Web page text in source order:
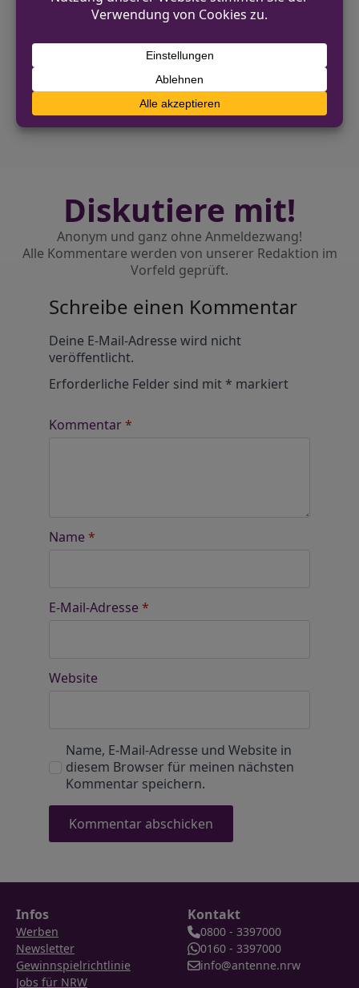
VORHERIGER BEITRAG
in Viersen
NÄCHSTER BEITRAG
Polizei unterstützt bei nicht angemeldetem
Treffen von Tunern
Diskutiere mit!
Anonym und ganz ohne Anmeldezwang!
Alle Kommentare werden von unserer Redaktion im
Vorfeld geprüft.
Schreibe einen Kommentar
Deine E-Mail-Adresse wird nicht
veröffentlicht.
Erforderliche Felder sind mit* markiert
Kommentar*
Name *
E-Mail-Adresse *
Website
Name, E-Mail-Adresse und Website in
diesem Browser für meinen nächsten
Kommentar speichern.
Infos
Werben
Newsletter
Gewinnspielrichtlinie
Jobs für NRW
Kontakt
0800 - 3397000
0160 - 3397000
info@antenne.nrw